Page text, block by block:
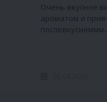
Очень вкусное
ароматом и
послевкусиеммм.....